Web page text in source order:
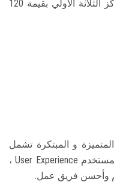
وتقدم المسابقة جوائز للفائزين بالمراكز الثلاثة الأولي بقيمة 120
و المبتكرة تشمل
أحسن خطة تسويقية، أحسن تجربة للمستخدم User Experience ،
وأحسن فريق عمل.